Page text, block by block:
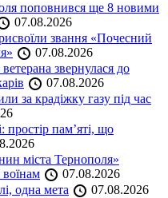
поповнився ще 8 новими
07.08.2026
звання «Почесний
07.08.2026
звернулася до
07.08.2026
за крадіжку газу під час
простір пам’яті, що
міста Тернополя»
07.08.2026
одна мета
07.08.2026